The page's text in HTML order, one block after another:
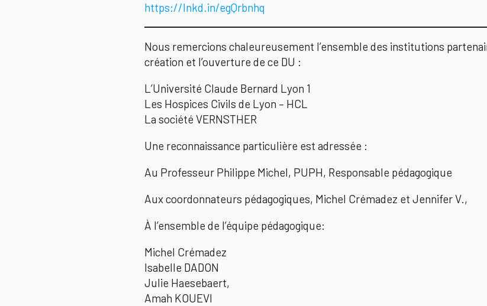
https://lnkd.in/egQrbnhq
Nous remercions chaleureusement l’ensemble des institutions
création et l’ouverture de ce DU :
L’Université Claude Bernard Lyon 1
Les Hospices Civils de Lyon – HCL
La société VERNSTHER
Une reconnaissance particulière est adressée :
Au Professeur Philippe Michel, PUPH, Responsable pédagogique
Aux coordonnateurs pédagogiques, Michel Crémadez et Jennifer V.,
À l’ensemble de l’équipe pédagogique:
Michel Crémadez
Isabelle DADON
Julie Haesebaert,
Amah KOUEVI